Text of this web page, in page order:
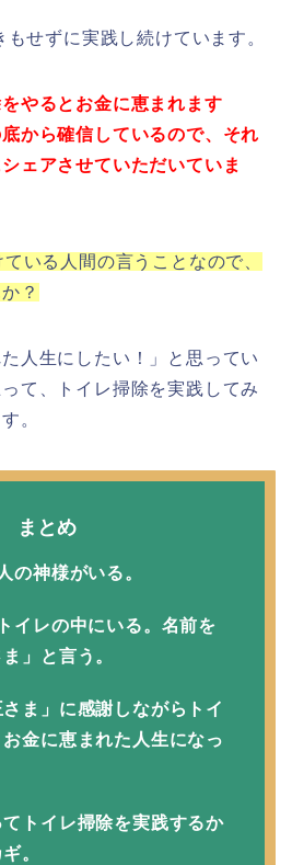
せずに実践し続けています。
をやるとお金に恵まれます
から確信しているので、それ
ェアさせていただいていま
いる人間の言うことなので、
？
人生にしたい！」と思ってい
て、トイレ掃除を実践してみ
。
まとめ
の神様がいる。
イレの中にいる。名前を
」と言う。
さま」に感謝しながらトイ
金に恵まれた人生になっ
てトイレ掃除を実践するか
。